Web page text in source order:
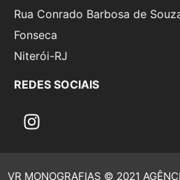
Rua Conrado Barbosa de
Fonseca
Niterói-RJ
REDES SOCIAIS
VR MONOGRAFIAS © 2021